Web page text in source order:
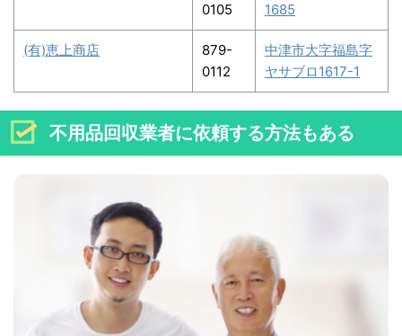
0105
1685
(有)恵上商店
879-
0112
中津市大字福島字
ヤサブロ1617-1
不用品回収業者に依頼する方法もある